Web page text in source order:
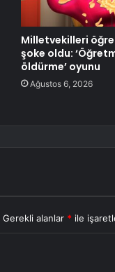
Milletvekilleri
şoke oldu:
öldürme’ oyunu
Ağustos 6, 2026
Gerekli alanlar * ile